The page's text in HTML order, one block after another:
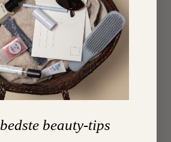
bedste beauty-tips